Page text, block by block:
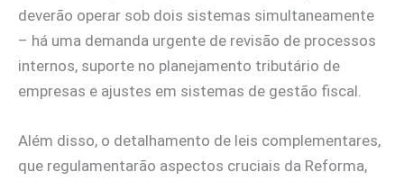
deverão operar sob dois sistemas simultaneamente
– há uma demanda urgente de revisão de processos
internos, suporte no planejamento tributário de
empresas e ajustes em sistemas de gestão fiscal.
Além disso, o detalhamento de leis complementares,
que regulamentarão aspectos cruciais da Reforma,